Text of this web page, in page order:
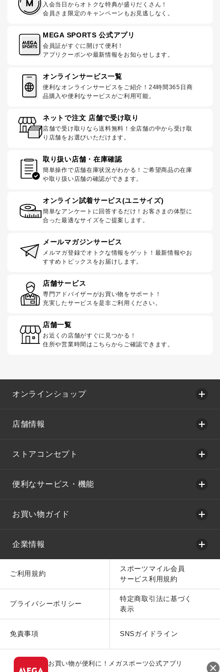
入会当日からオトクな特典が盛りだくさん！
会員さま限定のキャンペーンもお見逃しなく。
MEGA SPORTS 公式アプリ
会員証がすぐに開けて便利！
アプリクーポンや最新情報をお知らせします。
オンラインサービス一覧
便利なオンラインサービスをご紹介！24時間365日商
品購入や便利なサービスがご利用可能。
ネットで注文 店舗で受け取り
店舗で受け取りなら送料無料！全店舗の中から受け取
り店舗をお選びいただけます。
取り扱い店舗・在庫確認
簡単操作で店舗在庫状況がわかる！ご希望商品の在庫
や取り扱い店舗の確認ができます。
オンライン試着サービス(ユニサイズ)
簡単なアンケートに回答するだけ！お客さまの体型に
合った最適なサイズをご提案します。
メールマガジンサービス
メルマガ登録でオトクな情報をゲット！最新情報やお
すすめトピックスをお届けします。
店舗サービス
専門アドバイザーがお買い物をサポート！
充実したサービスを是非ご利用ください。
店舗一覧
お近くの店舗がすぐに見つかる！
住所や営業時間はこちらからご確認できます。
オンラインショップ
店舗情報
ストアコンセプト
便利なサービス・機能
お買い物ガイド
企業情報
ご利用規約
スポーツマイル会員
サービス利用規約
プライバシーポリシー
特定商取引法に基づく
表示
免責事項 SNSガイドライン
お買い物が便利に！メガスポーツ公式アプリ